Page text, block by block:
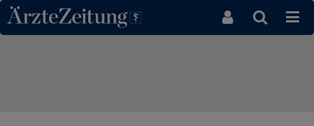
Direkt zum Inhaltsbereich